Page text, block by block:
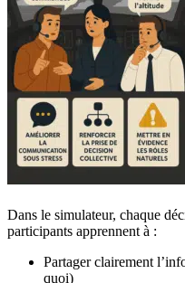
Dans le simulateur, chaque
participants apprennent à :
Partager clairement
quoi)